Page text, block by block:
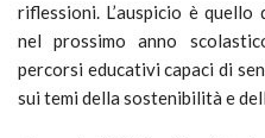
riflessioni. L’auspicio è
nel prossimo anno
percorsi educativi capaci di
sui temi della sostenibilità e